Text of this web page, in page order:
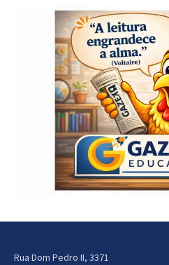
Rua Dom Pedro II, 3371